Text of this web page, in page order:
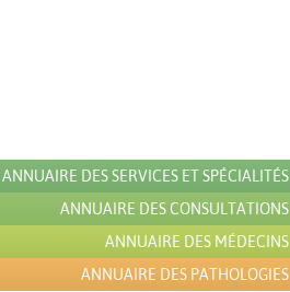
ANNUAIRE DES SERVICES ET SPÉCIALITÉS
ANNUAIRE DES CONSULTATIONS
ANNUAIRE DES MÉDECINS
ANNUAIRE DES PATHOLOGIES